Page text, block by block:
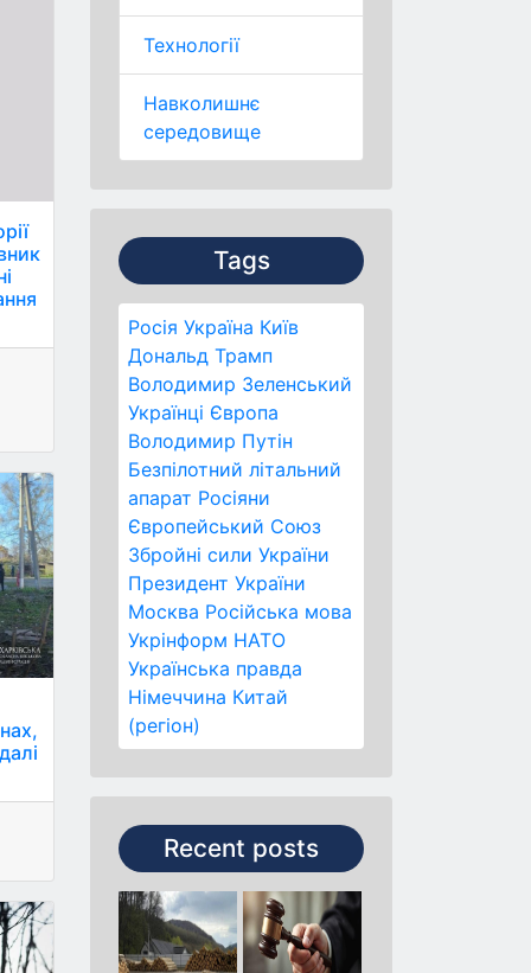
Технології
Навколишнє
середовище
Tags
Росія Україна Київ
Дональд Трамп
Володимир Зеленський
Українці Європа
Володимир Путін
Безпілотний літальний
апарат Росіяни
Європейський Союз
Збройні сили України
Президент України
Москва Російська мова
Укрінформ НАТО
Українська правда
Німеччина Китай
(регіон)
Recent posts